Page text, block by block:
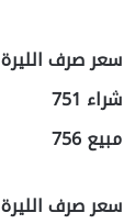
سعر صرف الليرة
شراء 751
مبيع 756
سعر صرف الليرة